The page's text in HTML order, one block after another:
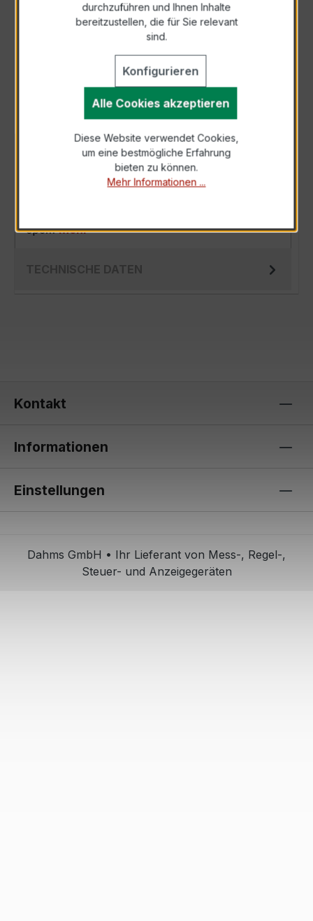
Anfrage telefonisch
Als PDF exportieren
BESCHREIBUNG
Der EWSK 31.5 150/5A 2,5VA Kl.0,5s ist ein
spe…Mehr
TECHNISCHE DATEN
Kontakt
Informationen
Einstellungen
Dahms GmbH • Ihr Lieferant von Mess-, Regel-,
Steuer- und Anzeigegeräten
durchzuführen und Ihnen Inhalte
bereitzustellen, die für Sie relevant
sind.
Konfigurieren
Alle Cookies akzeptieren
Diese Website verwendet Cookies,
um eine bestmögliche Erfahrung
bieten zu können.
Mehr Informationen ...